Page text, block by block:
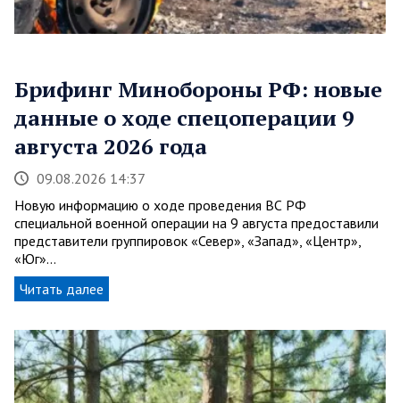
Брифинг Минобороны РФ: новые
данные о ходе спецоперации 9
августа 2026 года
09.08.2026 14:37
Новую информацию о ходе проведения ВС РФ
специальной военной операции на 9 августа предоставили
представители группировок «Север», «Запад», «Центр»,
«Юг»…
Читать далее